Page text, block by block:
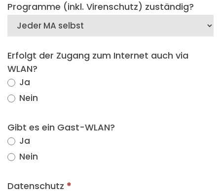
Programme (inkl. Virenschutz) zuständig?
Erfolgt der Zugang zum Internet auch via
WLAN?
Ja
Nein
Gibt es ein Gast-WLAN?
Ja
Nein
Datenschutz *